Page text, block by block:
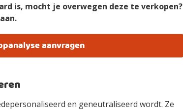
is, mocht je overwegen deze te verkopen?
aanvragen
en geneutraliseerd wordt. Ze